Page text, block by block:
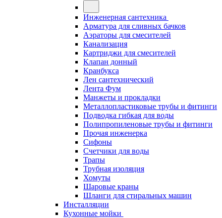
Инженерная сантехника
Арматура для сливных бачков
Аэраторы для смесителей
Канализация
Картриджи для смесителей
Клапан донный
Кранбукса
Лен сантехнический
Лента Фум
Манжеты и прокладки
Металлопластиковые трубы и фитинги
Подводка гибкая для воды
Полипропиленовые трубы и фитинги
Прочая инженерка
Сифоны
Счетчики для воды
Трапы
Трубная изоляция
Хомуты
Шаровые краны
Шланги для стиральных машин
Инсталляции
Кухонные мойки